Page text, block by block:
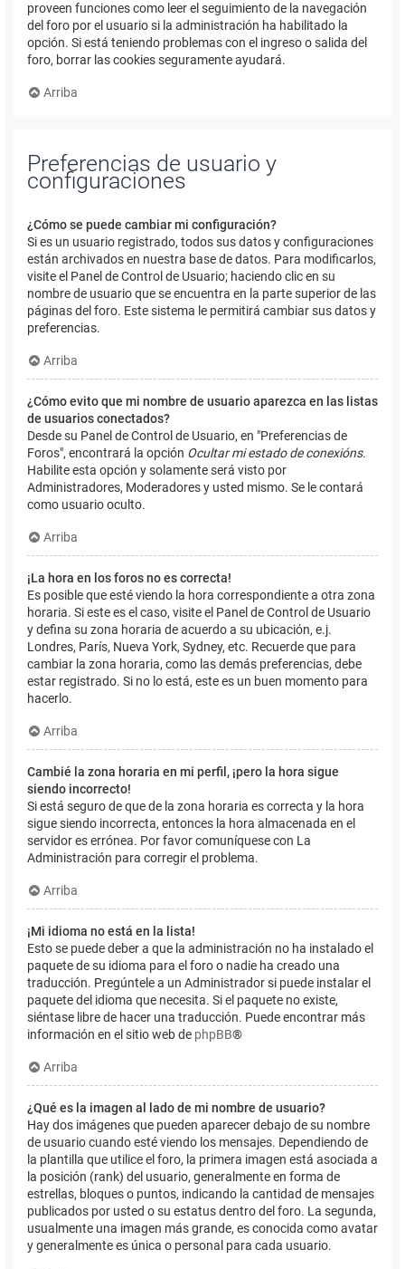
proveen funciones como leer el seguimiento de la navegación
del foro por el usuario si la administración ha habilitado la
opción. Si está teniendo problemas con el ingreso o salida del
foro, borrar las cookies seguramente ayudará.
Arriba
Preferencias de usuario y
configuraciones
¿Cómo se puede cambiar mi configuración?
Si es un usuario registrado, todos sus datos y configuraciones
están archivados en nuestra base de datos. Para modificarlos,
visite el Panel de Control de Usuario; haciendo clic en su
nombre de usuario que se encuentra en la parte superior de las
páginas del foro. Este sistema le permitirá cambiar sus datos y
preferencias.
Arriba
¿Cómo evito que mi nombre de usuario aparezca en las listas
de usuarios conectados?
Desde su Panel de Control de Usuario, en "Preferencias de
Foros", encontrará la opción Ocultar mi estado de conexións.
Habilite esta opción y solamente será visto por
Administradores, Moderadores y usted mismo. Se le contará
como usuario oculto.
Arriba
¡La hora en los foros no es correcta!
Es posible que esté viendo la hora correspondiente a otra zona
horaria. Si este es el caso, visite el Panel de Control de Usuario
y defina su zona horaria de acuerdo a su ubicación, e.j.
Londres, París, Nueva York, Sydney, etc. Recuerde que para
cambiar la zona horaria, como las demás preferencias, debe
estar registrado. Si no lo está, este es un buen momento para
hacerlo.
Arriba
Cambié la zona horaria en mi perfil, ¡pero la hora sigue
siendo incorrecto!
Si está seguro de que de la zona horaria es correcta y la hora
sigue siendo incorrecta, entonces la hora almacenada en el
servidor es errónea. Por favor comuníquese con La
Administración para corregir el problema.
Arriba
¡Mi idioma no está en la lista!
Esto se puede deber a que la administración no ha instalado el
paquete de su idioma para el foro o nadie ha creado una
traducción. Pregúntele a un Administrador si puede instalar el
paquete del idioma que necesita. Si el paquete no existe,
siéntase libre de hacer una traducción. Puede encontrar más
información en el sitio web de phpBB®
Arriba
¿Qué es la imagen al lado de mi nombre de usuario?
Hay dos imágenes que pueden aparecer debajo de su nombre
de usuario cuando esté viendo los mensajes. Dependiendo de
la plantilla que utilice el foro, la primera imagen está asociada a
la posición (rank) del usuario, generalmente en forma de
estrellas, bloques o puntos, indicando la cantidad de mensajes
publicados por usted o su estatus dentro del foro. La segunda,
usualmente una imagen más grande, es conocida como avatar
y generalmente es única o personal para cada usuario.